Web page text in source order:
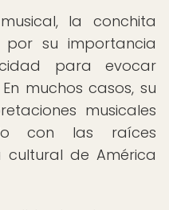
la conchita
su importancia
para evocar
muchos casos, su
musicales
con las raíces
de América